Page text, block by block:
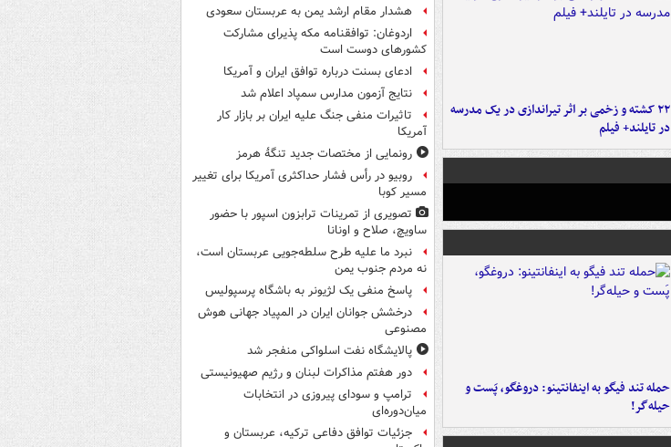
۲۲ کشته و زخمی بر اثر تیراندازی در یک مدرسه
در تایلند+ فیلم
حمله تند فیگو به اینفانتینو: دروغگو، پَست‌ و
حیله‌گر!
هشدار مقام ارشد یمن به عربستان سعودی
اردوغان: توافقنامه مکه پذیرای مشارکت
کشورهای دوست است
ادعای بسنت درباره توافق ایران و آمریکا
نتایج آزمون مدارس سمپاد اعلام شد
تاثیرات منفی جنگ علیه ایران بر بازار کار
آمریکا
رونمایی از مختصات جدید تنگۀ هرمز
روبیو در رأس فشار حداکثری آمریکا برای تغییر
مسیر کوبا
تصویری از تمرینات ترابزون اسپور با حضور
ساویچ، صلاح و اونانا
نبرد ما علیه طرح سلطه‌جویی عربستان است،
نه مردم جنوب یمن
پاسخ منفی یک لژیونر به باشگاه پرسپولیس
درخشش جوانان ایران در المپیاد جهانی هوش
مصنوعی
پالایشگاه نفت اسلواکی منفجر شد
دور هفتم مذاکرات لبنان و رژیم صهیونیستی
ترامپ و سودای پیروزی در انتخابات
میان‌دوره‌ای
جزئیات توافق دفاعی ترکیه، عربستان و